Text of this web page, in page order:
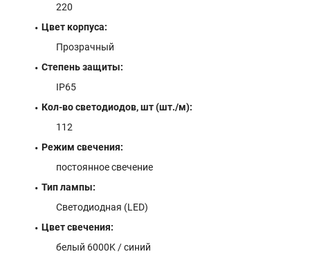
220
Цвет корпуса:
Прозрачный
Степень защиты:
IP65
Кол-во светодиодов, шт (шт./м):
112
Режим свечения:
постоянное свечение
Тип лампы:
Светодиодная (LED)
Цвет свечения:
белый 6000K / синий